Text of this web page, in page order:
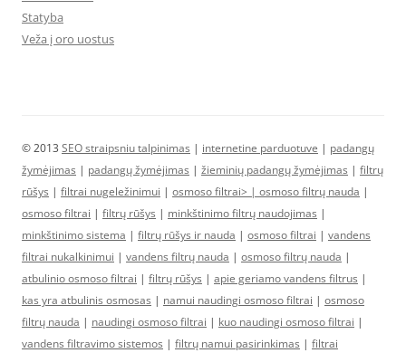
Statyba
Veža į oro uostus
© 2013 SEO straipsniu talpinimas | internetine parduotuve | padangų
žymėjimas | padangų žymėjimas | žieminių padangų žymėjimas | filtrų
rūšys | filtrai nugeležinimui | osmoso filtrai> | osmoso filtrų nauda |
osmoso filtrai | filtrų rūšys | minkštinimo filtrų naudojimas |
minkštinimo sistema | filtrų rūšys ir nauda | osmoso filtrai | vandens
filtrai nukalkinimui | vandens filtrų nauda | osmoso filtrų nauda |
atbulinio osmoso filtrai | filtrų rūšys | apie geriamo vandens filtrus |
kas yra atbulinis osmosas | namui naudingi osmoso filtrai | osmoso
filtrų nauda | naudingi osmoso filtrai | kuo naudingi osmoso filtrai |
vandens filtravimo sistemos | filtrų namui pasirinkimas | filtrai